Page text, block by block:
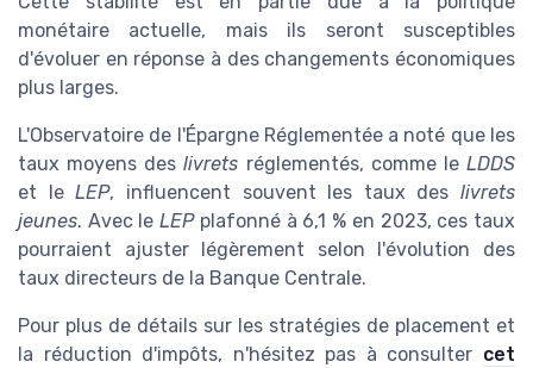
monétaire actuelle, mais ils seront susceptibles
d'évoluer en réponse à des changements économiques
plus larges.
L'Observatoire de l'Épargne Réglementée a noté que les
taux moyens deslivrets réglementés, comme leLDDS
et leLEP, influencent souvent les taux des livrets
jeunes. Avec leLEPplafonné à 6,1 % en 2023, ces taux
pourraient ajuster légèrement selon l'évolution des
taux directeurs de la Banque Centrale.
Pour plus de détails sur les stratégies de placement et
la réduction d'impôts, n'hésitez pas à consulter cet